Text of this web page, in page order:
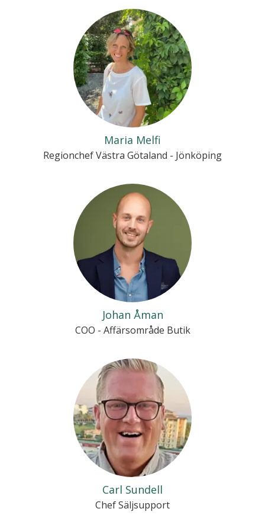
Maria Melfi
Regionchef Västra Götaland - Jönköping
Johan Åman
COO - Affärsområde Butik
Carl Sundell
Chef Säljsupport